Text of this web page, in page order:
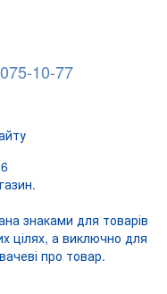
10-77
знаками для товарів
цілях, а виключно для
про товар.